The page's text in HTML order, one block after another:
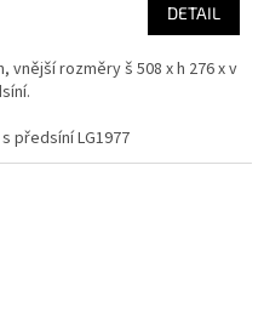
DETAIL
vnější rozměry š 508 x h 276 x v
s předsíní LG1977